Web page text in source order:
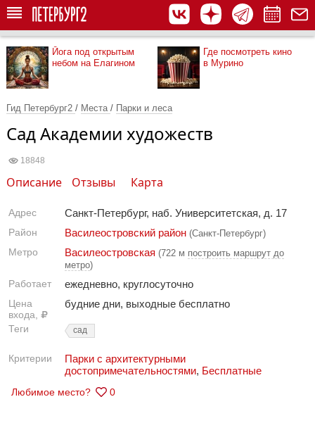
Йога под открытым
небом на Елагином
Где посмотреть кино
в Мурино
Гид Петербург2 / Места / Парки и леса
Сад Академии художеств
18848
Описание Отзывы Карта
Адрес Санкт-Петербург, наб. Университетская, д. 17
Район Василеостровский район (Санкт-Петербург)
Метро Василеостровская (722 м построить маршрут до
метро)
Работает ежедневно, круглосуточно
Цена
входа,
будние дни, выходные бесплатно
Теги сад
Критерии
Парки с архитектурными
достопримечательностями, Бесплатные
Любимое место? 0